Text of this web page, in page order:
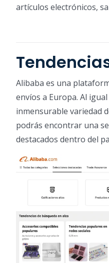
artículos electrónicos,
Alibaba es una
envíos a Europa. Al
inmensurable variedad
podrás encontrar una
destacados dentro del